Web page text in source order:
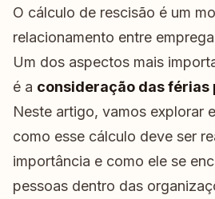
O cálculo de rescisão é um
relacionamento entre
Um dos aspectos mais
é a consideração das férias
Neste artigo, vamos explorar
como esse cálculo deve ser
importância e como ele se
pessoas dentro das